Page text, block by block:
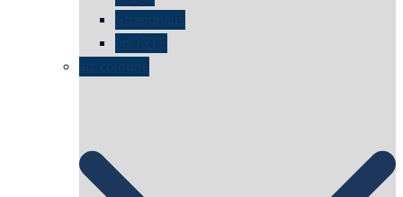
Strandhaus
unORTE
art cologne